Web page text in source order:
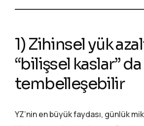
1) Zihinsel yük
“bilişsel kaslar” da
tembelleşebilir
YZ’nin en büyük faydası, günlük